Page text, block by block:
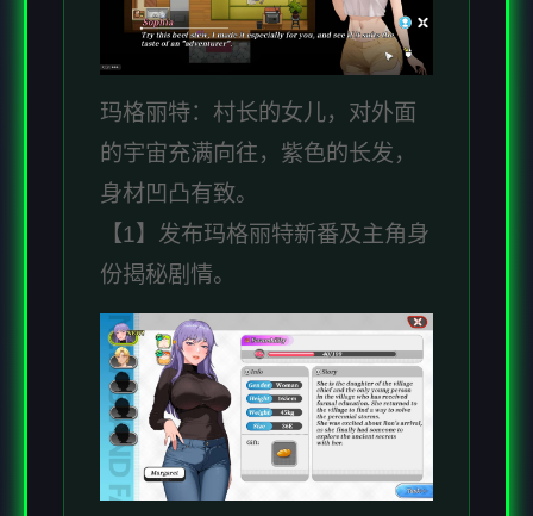
玛格丽特：村长的女儿，对外面
的宇宙充满向往，紫色的长发，
身材凹凸有致。
【1】发布玛格丽特新番及主角身
份揭秘剧情。